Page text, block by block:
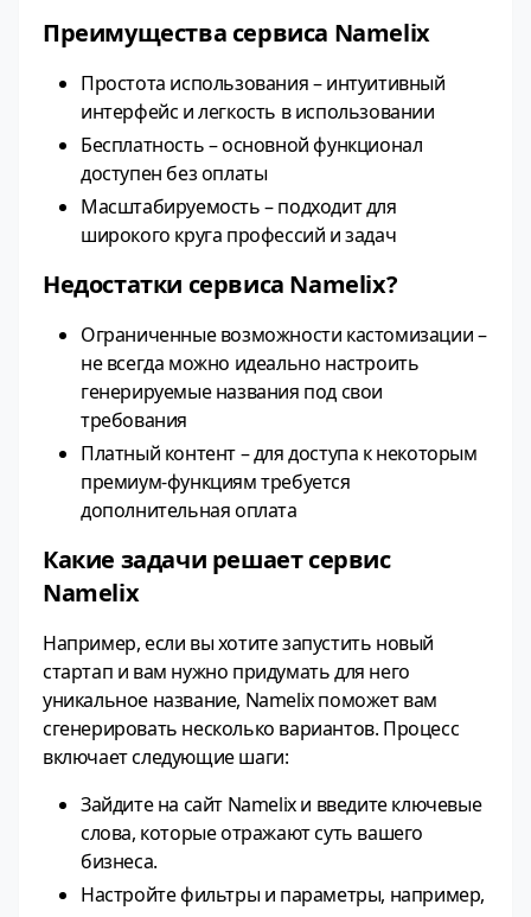
Преимущества сервиса Namelix
Простота использования – интуитивный
интерфейс и легкость в использовании
Бесплатность – основной функционал
доступен без оплаты
Масштабируемость – подходит для
широкого круга профессий и задач
Недостатки сервиса Namelix?
Ограниченные возможности кастомизации –
не всегда можно идеально настроить
генерируемые названия под свои
требования
Платный контент – для доступа к некоторым
премиум-функциям требуется
дополнительная оплата
Какие задачи решает сервис
Namelix
Например, если вы хотите запустить новый
стартап и вам нужно придумать для него
уникальное название, Namelix поможет вам
сгенерировать несколько вариантов. Процесс
включает следующие шаги:
Зайдите на сайт Namelix и введите ключевые
слова, которые отражают суть вашего
бизнеса.
Настройте фильтры и параметры, например,